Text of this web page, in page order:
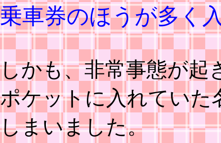
乗車券のほうが多く
しかも、非常事態が起
ポケットに入れていた
しまいました。